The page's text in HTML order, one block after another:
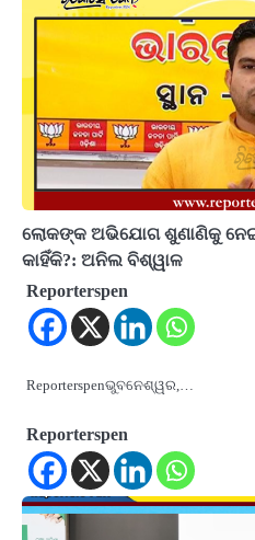
ଲୋକଙ୍କ ଅଭିଯୋଗ ଶୁଣାଣିକୁ
କାହିଁକି?: ଅନିଲ ବିଶ୍ୱାଳ
Reporterspen
Reporterspenଭୁବନେଶ୍ୱର,…
Reporterspen